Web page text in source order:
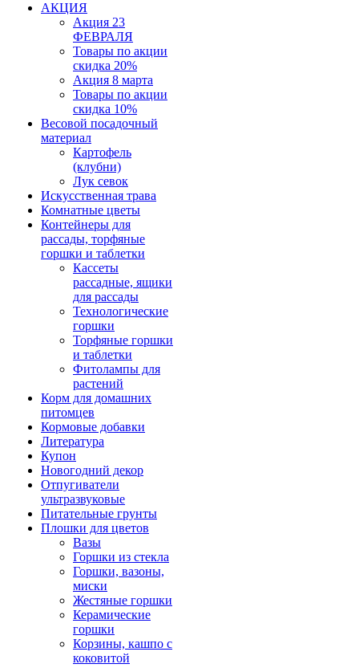
АКЦИЯ
Акция 23
ФЕВРАЛЯ
Товары по акции
скидка 20%
Акция 8 марта
Товары по акции
скидка 10%
Весовой посадочный
материал
Картофель
(клубни)
Лук севок
Искусственная трава
Комнатные цветы
Контейнеры для
рассады, торфяные
горшки и таблетки
Кассеты
рассадные, ящики
для рассады
Технологические
горшки
Торфяные горшки
и таблетки
Фитолампы для
растений
Корм для домашних
питомцев
Кормовые добавки
Литература
Купон
Новогодний декор
Отпугиватели
ультразвуковые
Питательные грунты
Плошки для цветов
Вазы
Горшки из стекла
Горшки, вазоны,
миски
Жестяные горшки
Керамические
горшки
Корзины, кашпо с
коковитой